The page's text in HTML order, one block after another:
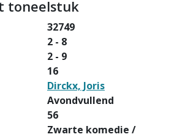
toneelstuk
32749
2 - 8
2 - 9
16
Dirckx, Joris
Avondvullend
56
Zwarte komedie /